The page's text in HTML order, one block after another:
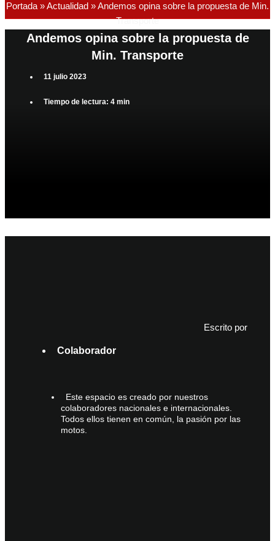
Portada »Actualidad »Andemos opina sobre la propuesta de Min.
Transporte
Andemos opina sobre la propuesta de
Min. Transporte
11 julio 2023
Tiempo de lectura: 4 min
Escrito por
Colaborador
Este espacio es creado por nuestros
colaboradores nacionales e internacionales.
Todos ellos tienen en común, la pasión por las
motos.